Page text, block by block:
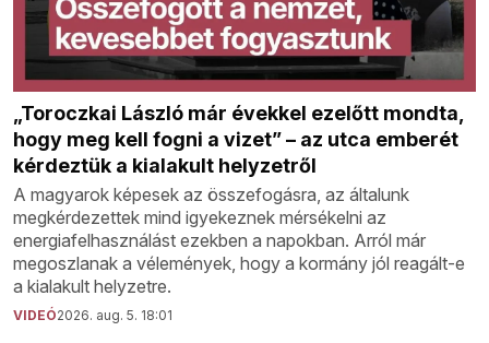
„Toroczkai László már évekkel ezelőtt mondta,
hogy meg kell fogni a vizet” – az utca emberét
kérdeztük a kialakult helyzetről
A magyarok képesek az összefogásra, az általunk
megkérdezettek mind igyekeznek mérsékelni az
energiafelhasználást ezekben a napokban. Arról már
megoszlanak a vélemények, hogy a kormány jól reagált-e
a kialakult helyzetre.
VIDEÓ2026. aug. 5. 18:01